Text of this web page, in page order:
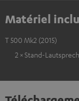
Matériel
T 500 Mk2 (2015)
2 × Stand-